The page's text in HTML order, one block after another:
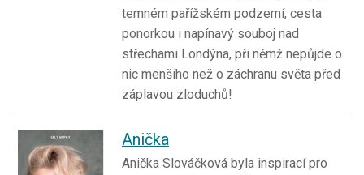
temném pařížském podzemí, cesta
ponorkou i napínavý souboj nad
střechami Londýna, při němž nepůjde o
nic menšího než o záchranu světa před
záplavou zloduchů!
Anička
Anička Slováčková byla inspirací pro